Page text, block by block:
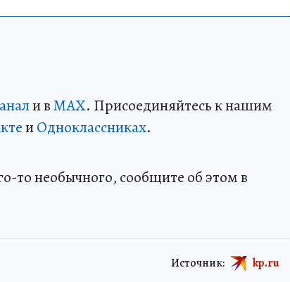
и вMAX. Присоединяйтесь к нашим
иОдноклассниках.
то необычного, сообщите об этом в
Источник: kp.ru